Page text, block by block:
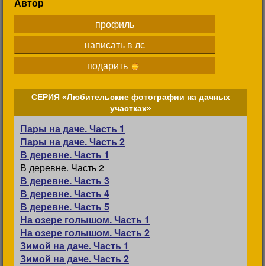
профиль
написать в лс
подарить
СЕРИЯ «Любительские фотографии на дачных
участках»
Пары на даче. Часть 1
Пары на даче. Часть 2
В деревне. Часть 1
В деревне. Часть 2
В деревне. Часть 3
В деревне. Часть 4
В деревне. Часть 5
На озере голышом. Часть 1
На озере голышом. Часть 2
Зимой на даче. Часть 1
Зимой на даче. Часть 2